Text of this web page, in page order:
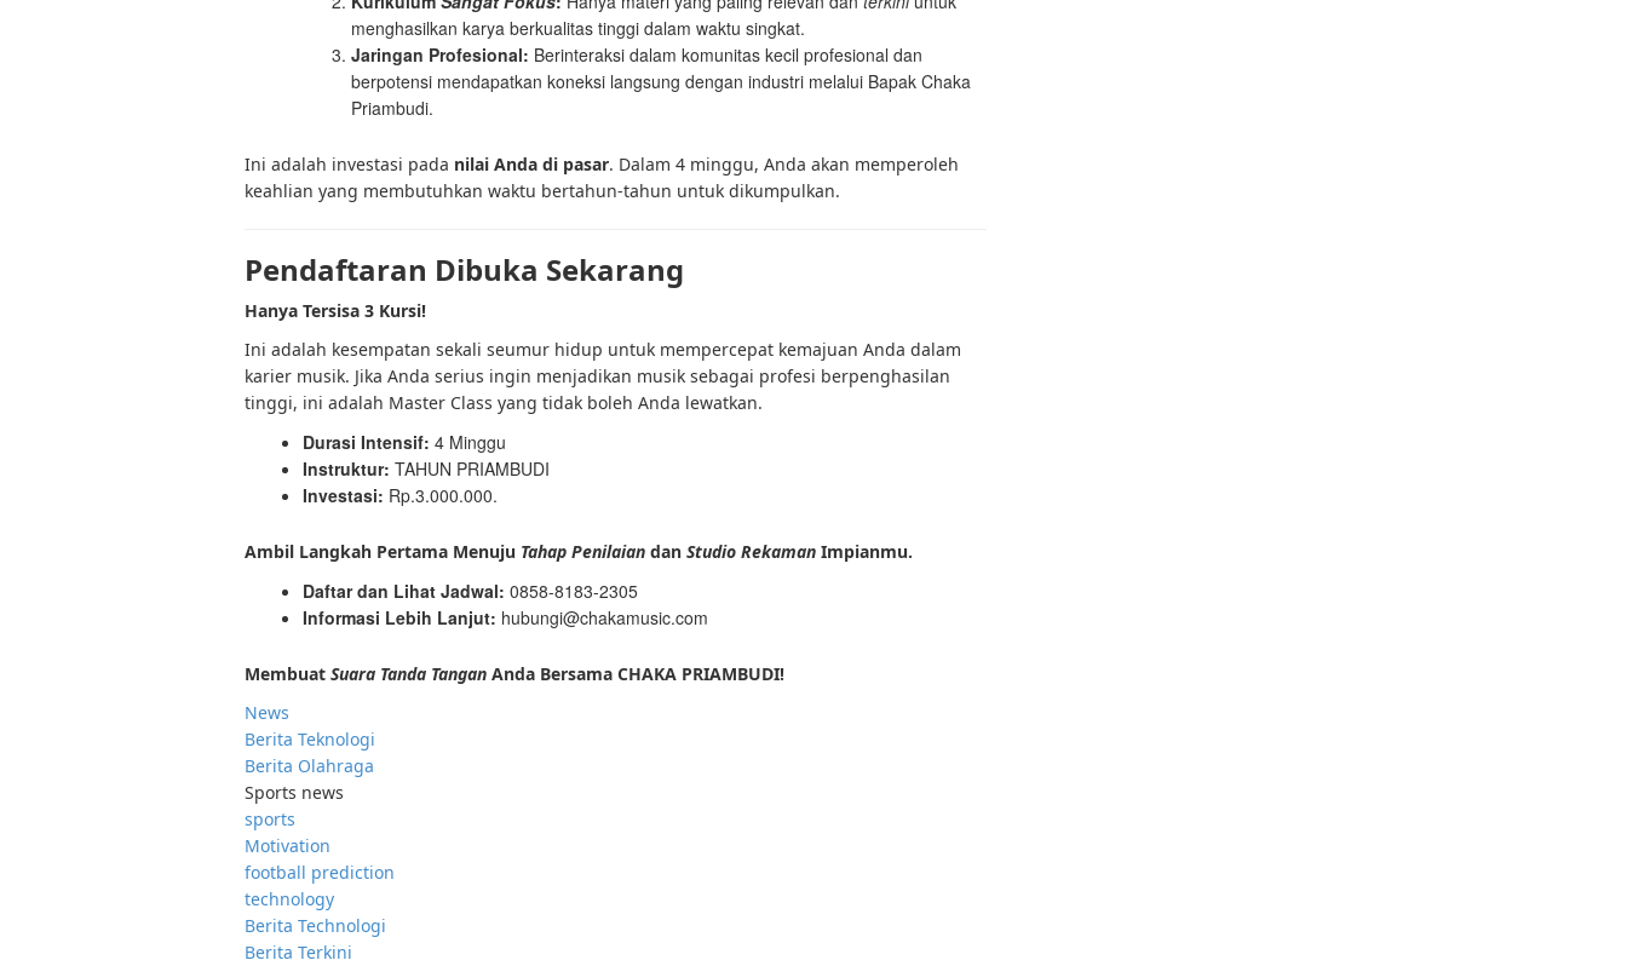
menghasilkan karya berkualitas tinggi dalam waktu singkat.
Jaringan Profesional: Berinteraksi dalam komunitas kecil profesional dan
berpotensi mendapatkan koneksi langsung dengan industri melalui Bapak Chaka
Priambudi.
Ini adalah investasi pada nilai Anda di pasar. Dalam 4 minggu, Anda akan memperoleh
keahlian yang membutuhkan waktu bertahun-tahun untuk dikumpulkan.
Pendaftaran Dibuka Sekarang
Hanya Tersisa 3 Kursi!
Ini adalah kesempatan sekali seumur hidup untuk mempercepat kemajuan Anda dalam
karier musik. Jika Anda serius ingin menjadikan musik sebagai profesi berpenghasilan
tinggi, ini adalah Master Class yang tidak boleh Anda lewatkan.
Durasi Intensif: 4 Minggu
Instruktur: TAHUN PRIAMBUDI
Investasi: Rp.3.000.000.
Ambil Langkah Pertama Menuju Tahap Penilaian dan Studio Rekaman Impianmu.
Daftar dan Lihat Jadwal: 0858-8183-2305
Informasi Lebih Lanjut: hubungi@chakamusic.com
Membuat Suara Tanda Tangan Anda Bersama CHAKA PRIAMBUDI!
News
Berita Teknologi
Berita Olahraga
Sports news
sports
Motivation
football prediction
technology
Berita Technologi
Berita Terkini